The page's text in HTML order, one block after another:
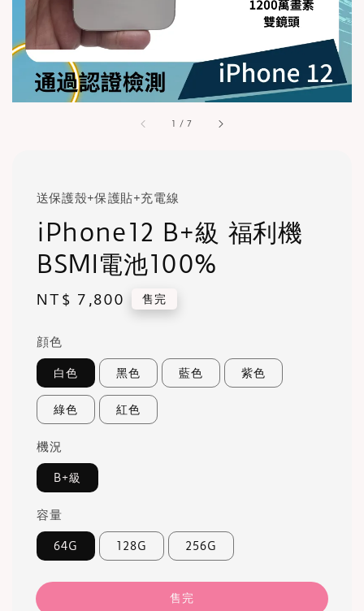
1 /7
送保護殼+保護貼+充電線
iPhone12 B+級 福利機
BSMI電池100%
Regular
NT$ 7,800 售完
顔色
白色 黑色 藍色 紫色
綠色 紅色
機況
B+級
容量
64G 128G 256G
售完